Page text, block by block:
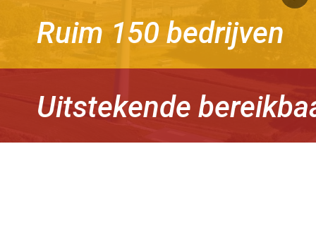
Ruim 150 bedrijven
Uitstekende